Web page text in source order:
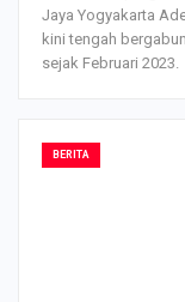
Jaya Yogyakarta
kini tengah
sejak Februari 2023.
BERITA